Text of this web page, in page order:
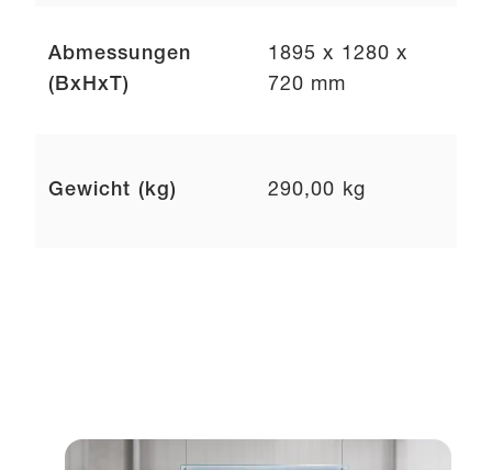
Abmessungen
(BxHxT)
1895 x 1280 x
720 mm
Gewicht (kg) 290,00 kg